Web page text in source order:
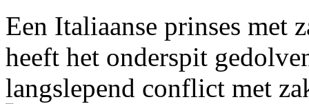
Een Italiaanse prinses met
heeft het onderspit
langslepend conflict met